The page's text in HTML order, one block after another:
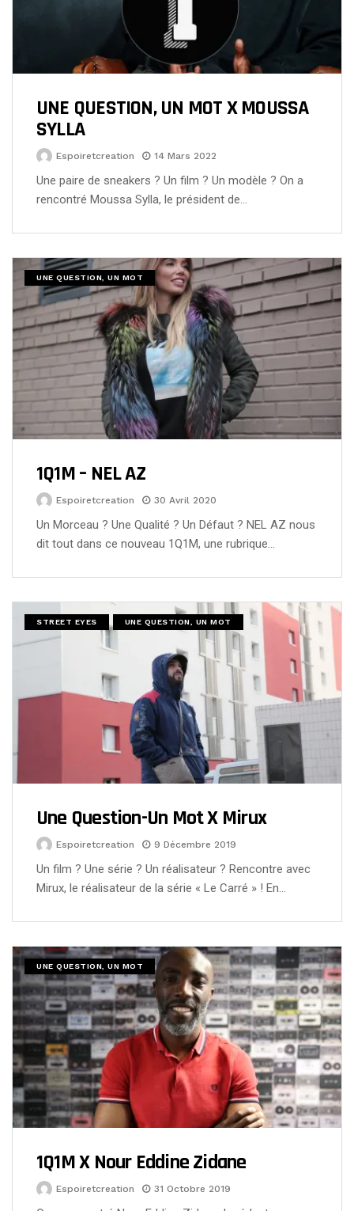
UNE QUESTION, UN MOT X MOUSSA
SYLLA
Espoiretcreation 14 Mars 2022
Une paire de sneakers ? Un film ? Un modèle ? On a
rencontré Moussa Sylla, le président de…
UNE QUESTION, UN MOT
1Q1M – NEL AZ
Espoiretcreation 30 Avril 2020
Un Morceau ? Une Qualité ? Un Défaut ? NEL AZ nous
dit tout dans ce nouveau 1Q1M, une rubrique…
STREET EYES UNE QUESTION, UN MOT
Une Question-Un Mot X Mirux
Espoiretcreation 9 Décembre 2019
Un film ? Une série ? Un réalisateur ? Rencontre avec
Mirux, le réalisateur de la série « Le Carré » ! En…
UNE QUESTION, UN MOT
1Q1M X Nour Eddine Zidane
Espoiretcreation 31 Octobre 2019